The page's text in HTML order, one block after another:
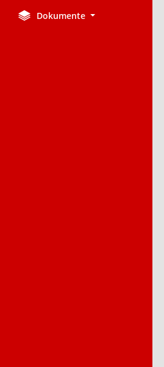
Dokumente